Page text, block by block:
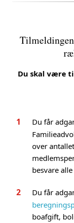
Du skal være
Du får
over
besvare
Du får
boafgift,